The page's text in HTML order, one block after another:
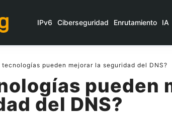
IPv6 Ciberseguridad Enrutamiento IA
tecnologías pueden mejorar la seguridad del DNS?
pueden
del DNS?